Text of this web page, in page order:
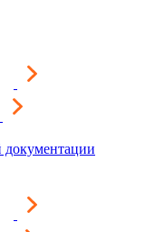
документации